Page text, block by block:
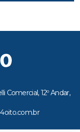
Comercial, 12º Andar,